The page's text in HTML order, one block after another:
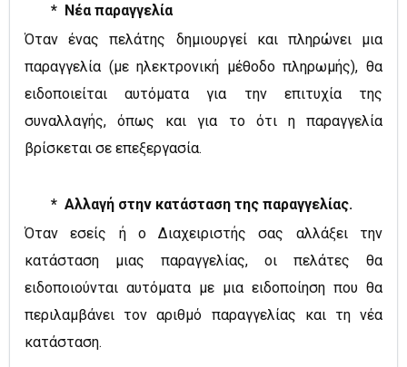
* Νέα παραγγελία
Όταν ένας πελάτης δημιουργεί και πληρώνει μια
παραγγελία (με ηλεκτρονική μέθοδο πληρωμής), θα
ειδοποιείται αυτόματα για την επιτυχία της
συναλλαγής, όπως και για το ότι η παραγγελία
βρίσκεται σε επεξεργασία.
* Αλλαγή στην κατάσταση της παραγγελίας.
Όταν εσείς ή ο Διαχειριστής σας αλλάξει την
κατάσταση μιας παραγγελίας, οι πελάτες θα
ειδοποιούνται αυτόματα με μια ειδοποίηση που θα
περιλαμβάνει τον αριθμό παραγγελίας και τη νέα
κατάσταση.